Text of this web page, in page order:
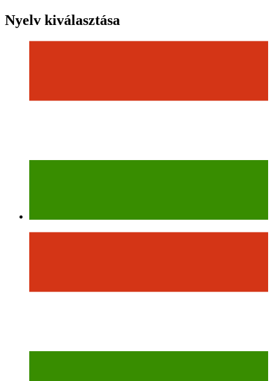
Nyelv kiválasztása